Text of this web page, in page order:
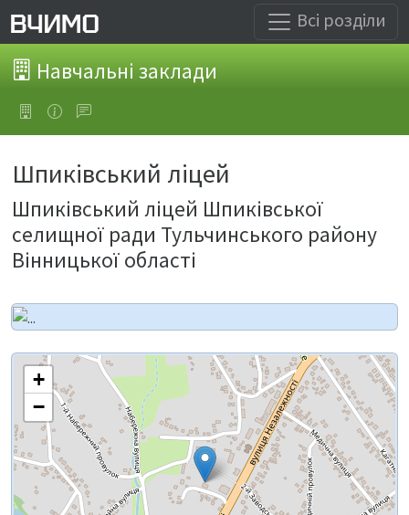
Всі розділи
Навчальні заклади
Шпиківський ліцей
Шпиківський ліцей Шпиківської
селищної ради Тульчинського району
Вінницької області
+
−